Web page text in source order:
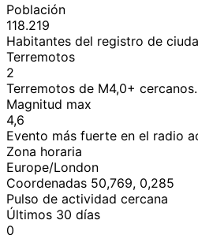
Población
118.219
Habitantes del registro de
Terremotos
2
Terremotos de M4,0+ cercanos.
Magnitud max
4,6
Evento más fuerte en el radio
Zona horaria
Europe/London
Coordenadas 50,769, 0,285
Pulso de actividad cercana
Últimos 30 días
0